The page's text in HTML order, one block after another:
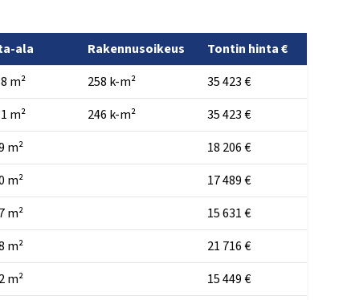
ala Rakennusoikeus
Tontin hinta €
m² 258 k-m²
35 423 €
m² 246 k-m²
35 423 €
m²
18 206 €
m²
17 489 €
m²
15 631 €
m²
21 716 €
m²
15 449 €